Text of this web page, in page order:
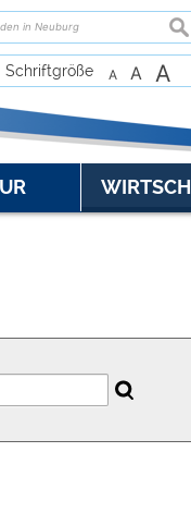
Schriftgröße A A A